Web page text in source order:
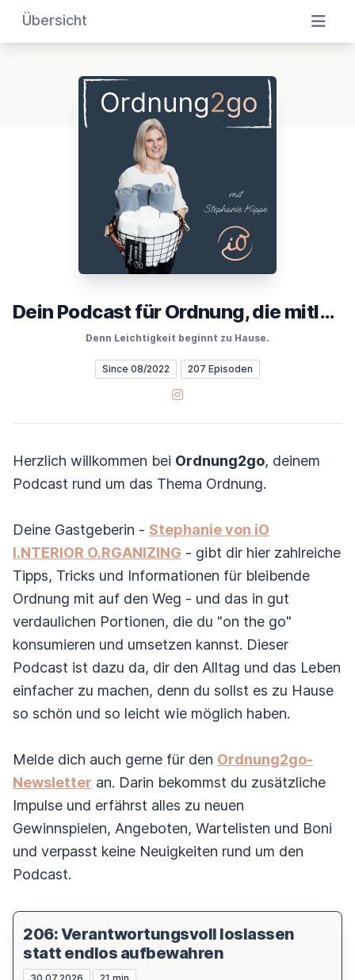
Übersicht
Dein Podcast für Ordnung, die mitläuft
Denn Leichtigkeit beginnt zu Hause.
Since 08/2022 207 Episoden
Instagram
Herzlich willkommen bei Ordnung2go, deinem
Podcast rund um das Thema Ordnung.
Deine Gastgeberin - Stephanie von iO
I.NTERIOR O.RGANIZING - gibt dir hier zahlreiche
Tipps, Tricks und Informationen für bleibende
Ordnung mit auf den Weg - und das in gut
verdaulichen Portionen, die du "on the go"
konsumieren und umsetzen kannst. Dieser
Podcast ist dazu da, dir den Alltag und das Leben
einfacher zu machen, denn du sollst es zu Hause
so schön und so leicht wie möglich haben.
Melde dich auch gerne für den Ordnung2go-
Newsletter an. Darin bekommst du zusätzliche
Impulse und erfährst alles zu neuen
Gewinnspielen, Angeboten, Wartelisten und Boni
und verpasst keine Neuigkeiten rund um den
Podcast.
206: Verantwortungsvoll loslassen
statt endlos aufbewahren